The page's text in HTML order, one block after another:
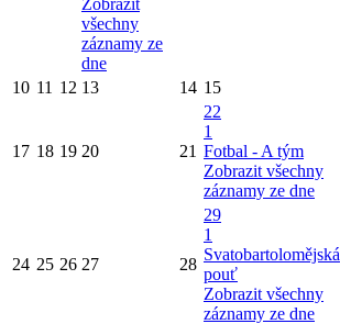
všechny
záznamy ze
dne
10 11 12 13 14 15
17 18 19 20 21
22
1
Fotbal - A tým
Zobrazit všechny
záznamy ze dne
24 25 26 27 28
29
1
Svatobartolomějská
pouť
Zobrazit všechny
záznamy ze dne